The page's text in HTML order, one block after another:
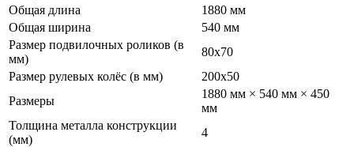
Общая длина
1880 мм
Общая ширина
540 мм
Размер подвилочных роликов (в
мм)
80х70
Размер рулевых колёс (в мм)
200х50
Размеры
1880 мм × 540 мм × 450
мм
Толщина металла конструкции
(мм)
4